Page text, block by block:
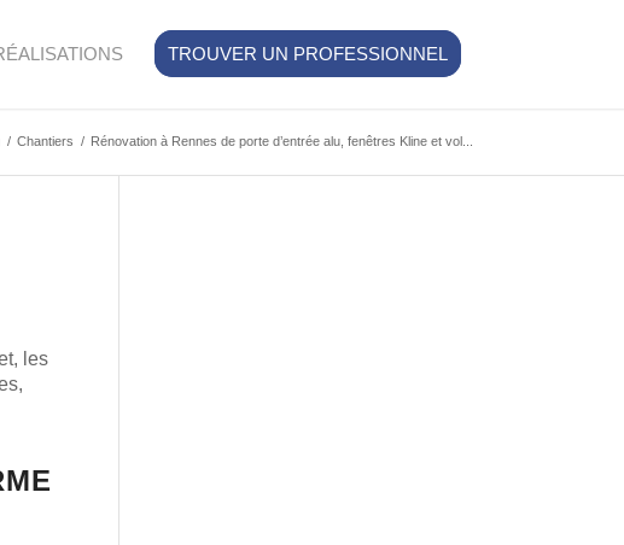
TROUVER UN PROFESSIONNEL
/ Chantiers / Rénovation à Rennes de porte d’entrée alu, fenêtres Kline et vol...
les